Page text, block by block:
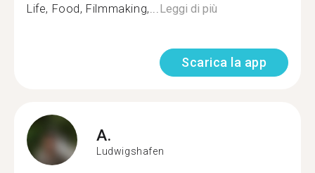
Life, Food, Filmmaking,...Leggi di più
Scarica la app
A.
Ludwigshafen